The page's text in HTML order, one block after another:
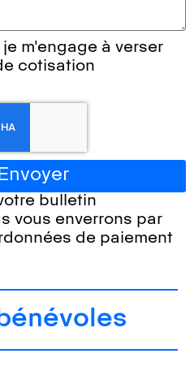
m'engage à verser
cotisation
Envoyer
bulletin
vous enverrons par
de paiement